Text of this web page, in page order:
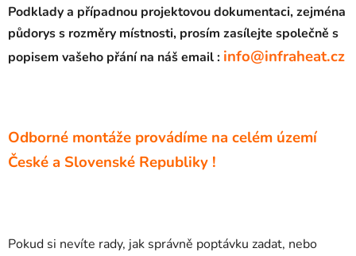
Podklady a případnou projektovou dokumentaci, zejména
půdorys s rozměry místnosti, prosím zasílejte společně s
popisem vašeho přání na náš email : info@infraheat.cz
Odborné montáže provádíme na celém území
České a Slovenské Republiky !
Pokud si nevíte rady, jak správně poptávku zadat, nebo